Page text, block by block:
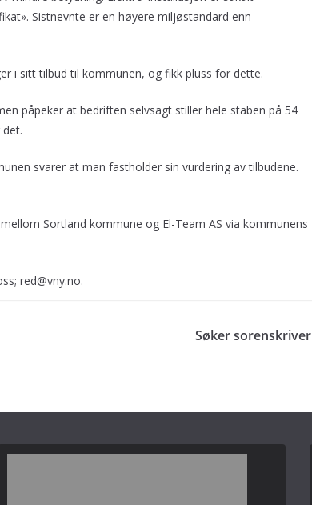
Sistnevnte er en høyere miljøstandard enn
i sitt tilbud til kommunen, og fikk pluss for dette.
påpeker at bedriften selvsagt stiller hele staben på 54
svarer at man fastholder sin vurdering av tilbudene.
Sortland kommune og El-Team AS via kommunens
red@vny.no.
Søker sorenskriver